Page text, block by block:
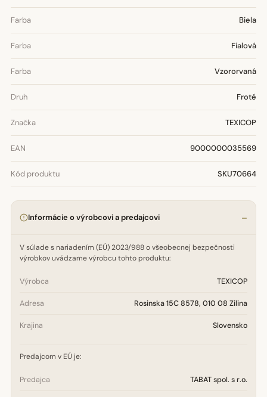
Farba Biela
Farba Fialová
Farba Vzororvaná
Druh Froté
Značka TEXICOP
EAN 9000000035569
Kód produktu SKU70664
Informácie o výrobcovi a predajcovi
V súlade s nariadením (EÚ) 2023/988 o všeobecnej bezpečnosti
výrobkov uvádzame výrobcu tohto produktu:
Výrobca TEXICOP
Adresa Rosinska 15C 8578, 010 08 Zilina
Krajina Slovensko
Predajcom v EÚ je:
Predajca TABAT spol. s r.o.